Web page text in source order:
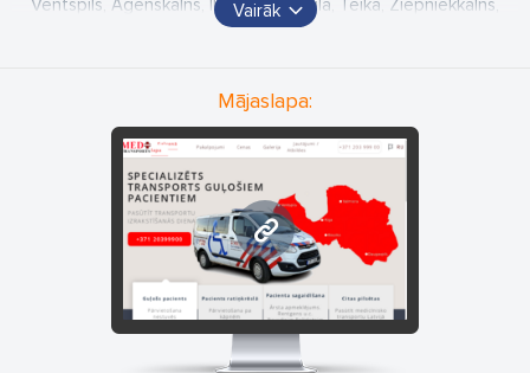
Ventspils, Āgenskalns, Iļģuciems, Jugla, Teika, Ziepniekkalns,
Zolitūde, Jūrmala, Sigulda, Saulkrasti, Vecrīga, Lielvārde, Iecava,
Vairāk
Mājaslapa:
www.medtransports.lv